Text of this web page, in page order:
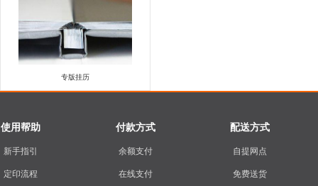
专版挂历
使用帮助
新手指引
定印流程
付款方式
余额支付
在线支付
配送方式
自提网点
免费送货